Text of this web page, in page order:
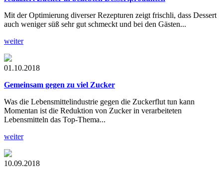
Mit der Optimierung diverser Rezepturen zeigt frischli, dass Dessert
auch weniger süß sehr gut schmeckt und bei den Gästen...
weiter
01.10.2018
Gemeinsam gegen zu viel Zucker
Was die Lebensmittelindustrie gegen die Zuckerflut tun kann
Momentan ist die Reduktion von Zucker in verarbeiteten
Lebensmitteln das Top-Thema...
weiter
10.09.2018